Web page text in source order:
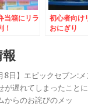
当箱にリラ
！
初心者向け
おにぎり
月8日】エピックセブン:
が遅れてしまったこと
からのお詫びのメッ